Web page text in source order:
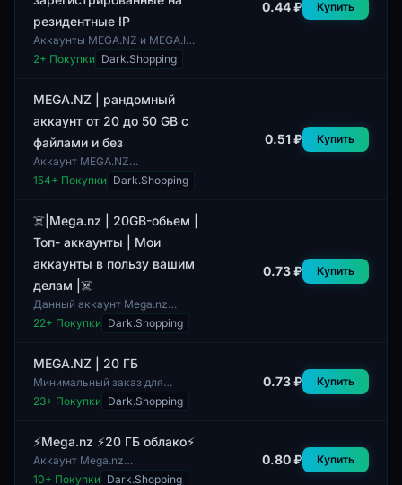
резидентные IP
Аккаунты MEGA.NZ и MEGA.IO
с двухфакторной
аутентификацией (2FA)
профили,
зарегистрированные...
2+ Покупки Dark.Shopping
0.44 ₽ Купить
MEGA.NZ | рандомный
аккаунт от 20 до 50 GB с
файлами и без
Аккаунт MEGA.NZ
предоставляет доступ к
облачному хранилищу. Данный
50 ГБ и может содержать...
154+ Покупки Dark.Shopping
0.51 ₽ Купить
☠️|Mega.nz | 20GB-обьем |
Топ- аккаунты | Мои
аккаунты в пользу вашим
делам |☠️
Данный аккаунт Mega.nz
предоставляет 20 ГБ
пространства для хранения
возможность использования
о...
22+ Покупки Dark.Shopping
0.73 ₽ Купить
MEGA.NZ | 20 ГБ
Минимальный заказ для
данного продукта составляет 1
экземпляр. Аккаунт MEGA.NZ
20 ГБ облачног...
23+ Покупки Dark.Shopping
0.73 ₽ Купить
⚡Mega.nz ⚡20 ГБ облако⚡
Аккаунт Mega.nz
предоставляет облачное
10+ Покупки Dark.Shopping
0.80 ₽ Купить